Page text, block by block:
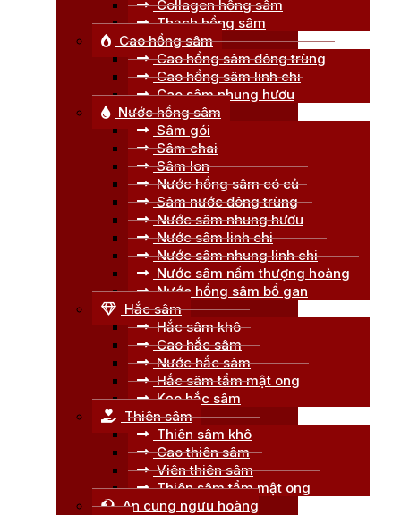
Collagen hồng sâm
Thạch hồng sâm
Cao hồng sâm
Cao hồng sâm đông trùng
Cao hồng sâm linh chi
Cao sâm nhung hươu
Nước hồng sâm
Sâm gói
Sâm chai
Sâm lon
Nước hồng sâm có củ
Sâm nước đông trùng
Nước sâm nhung hươu
Nước sâm linh chi
Nước sâm nhung linh chi
Nước sâm nấm thượng hoàng
Nước hồng sâm bổ gan
Hắc sâm
Hắc sâm khô
Cao hắc sâm
Nước hắc sâm
Hắc sâm tẩm mật ong
Kẹo hắc sâm
Thiên sâm
Thiên sâm khô
Cao thiên sâm
Viên thiên sâm
Thiên sâm tẩm mật ong
An cung ngưu hoàng